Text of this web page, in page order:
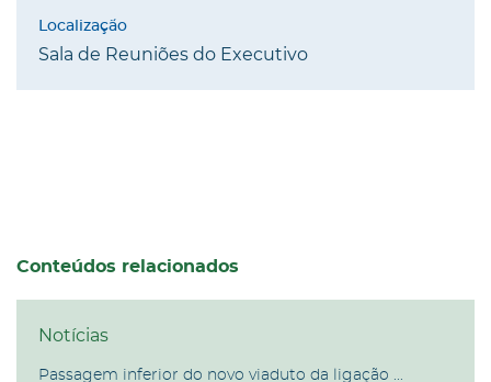
Sala de Reuniões do Executivo
Conteúdos relacionados
Notícias
Passagem inferior do novo viaduto da ligação ...